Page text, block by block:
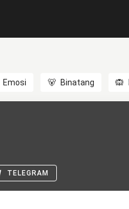
Emosi 🐻 Binatang 🙉
TELEGRAM